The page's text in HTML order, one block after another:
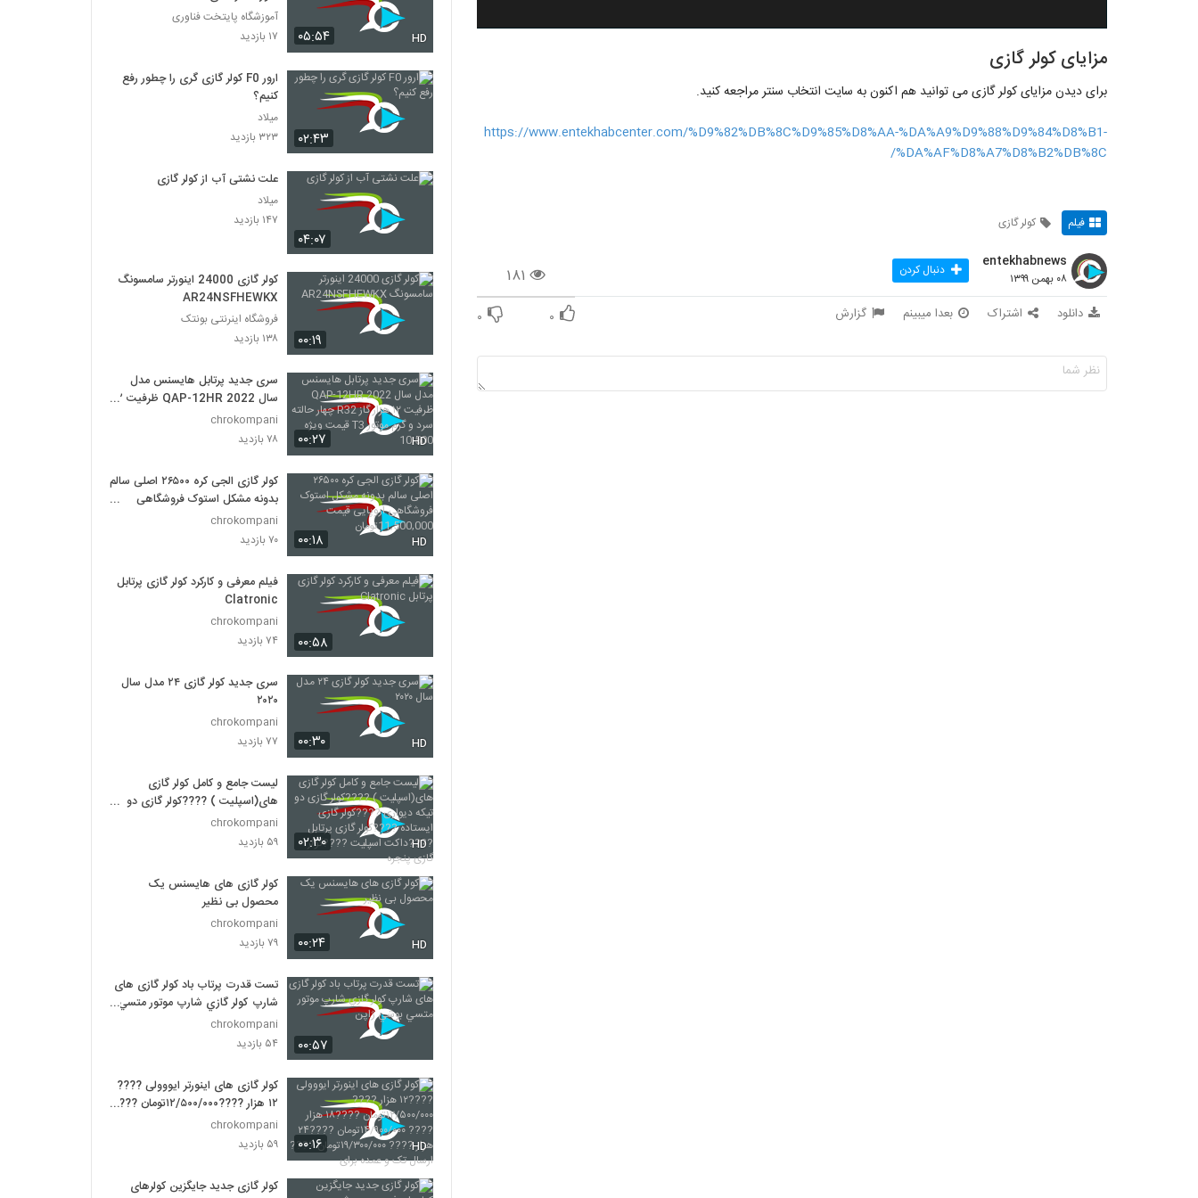
مزایای کولر گازی
برای دیدن مزایای کولر گازی می توانید هم اکنون به سایت انتخاب سنتر مراجعه کنید.
https://www.entekhabcenter.com/%D9%82%DB%8C%D9%85%D8%AA-%DA%A9%D9%88%D9%84%D8%B1-
%DA%AF%D8%A7%D8%B2%DB%8C/
فیلم کولر گازی
۱۸۱
entekhabnews
۰۸ بهمن ۱۳۹۹ دنبال کردن
دانلود اشتراک بعدا میبینم گزارش ۰ ۰
۰۵:۵۴ HD
آموزشگاه پایتخت فناوری
۱۷ بازدید
۰۲:۴۳
ارور F0 کولر گازی گری را چطور رفع
کنیم؟
میلاد
۳۲۳ بازدید
۰۴:۰۷
علت نشتی آب از کولر گازی
میلاد
۱۴۷ بازدید
۰۰:۱۹
کولر گازی 24000 اینورتر سامسونگ
AR24NSFHEWKX
فروشگاه اینرنتی بونتک
۱۳۸ بازدید
۰۰:۲۷ HD
سری جدید پرتابل هایسنس مدل
سال 2022 QAP-12HR ظرفیت ۱۲
هزار گاز R32 چهار حالته سرد و گرم
موتور T3 قیمت ویژه 10,500
chrokompani
۷۸ بازدید
۰۰:۱۸ HD
کولر گازی الجی کره ۲۶۵۰۰ اصلی سالم
بدونه مشکل استوک فروشگاهی
اروپایی قیمت 11,500,000تومان
chrokompani
۷۰ بازدید
۰۰:۵۸
فیلم معرفی و کارکرد کولر گازی پرتابل
Clatronic
chrokompani
۷۴ بازدید
۰۰:۳۰ HD
سری جدید کولر گازی ۲۴ مدل سال
۲۰۲۰
chrokompani
۷۷ بازدید
۰۲:۳۰ HD
لیست جامع و کامل کولر گازی
های(اسپلیت ) ????کولر گازی دو
تیکه دیواری ????کولر گازی ایستاده
????کولر گازی پرتابل ????داکت
اسپلیت ????کولر گازی پنجره
chrokompani
۵۹ بازدید
۰۰:۲۴ HD
کولر گازی های هایسنس یک
محصول بی نظیر
chrokompani
۷۹ بازدید
۰۰:۵۷
تست قدرت پرتاب باد کولر گازی های
شارپ كولر گازي شارپ موتور متسي
بوشي ژاپن
chrokompani
۵۴ بازدید
۰۰:۱۶ HD
کولر گازی های اینورتر ایووولی ????
۱۲ هزار ????۱۲/۵۰۰/۰۰۰تومان ????
????ارسال تک و عمده برای
chrokompani
۵۹ بازدید
کولر گازی جدید جایگزین کولر‌های